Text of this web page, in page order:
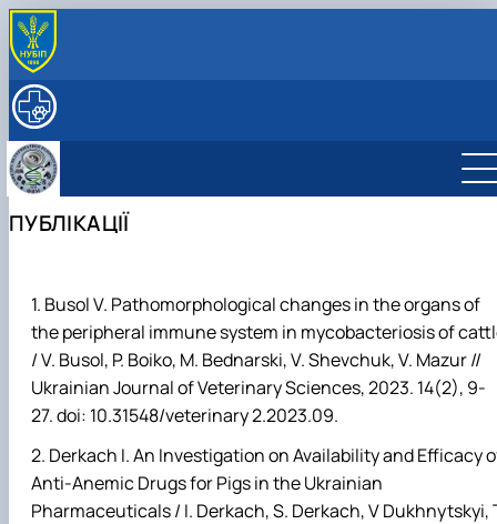
ПРО КАФЕДРУ
Структура (лабораторії, дослідницькі центри/
групи)
Наукова лабораторія, обладнання та можливості
Проекти та гранти
Фізіологія та патологія відтворення тварин
Біотехнологія та генетика відтворення
тварин
Фізіологія і патологія молочної залози
ОСВІТА
Робочі програми та ЕНК дисциплін на 2026-27
Курси
МІЖНАРОДНА ДІЯЛЬНІСТЬ
Міжнародні проекти
ПОСЛУГИ
Підвищення кваліфікації
Прейскурант на послуги клініки кафедри
ПУБЛІКАЦІЇ
Busol V. Pathomorphological changes in the organs of
the peripheral immune system in mycobacteriosis of
/ V. Busol, P. Boiko, M. Bednarski, V. Shevchuk, V. Mazur //
Ukrainian Journal of Veterinary Sciences, 2023. 14(2), 9-
27. doi: 10.31548/veterinary 2.2023.09.
Derkach I. An Investigation on Availability and Efficacy
Anti-Anemic Drugs for Pigs in the Ukrainian
Pharmaceuticals / I. Derkach, S. Derkach, V Dukhnytskyi,